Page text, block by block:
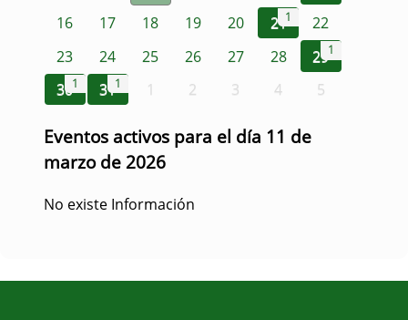
16 17 18 19 20 211
22
23
24 25 26 27 28 291
301 311 1 2 3 4 5
Eventos activos para el día 11 de
marzo de 2026
No existe Información